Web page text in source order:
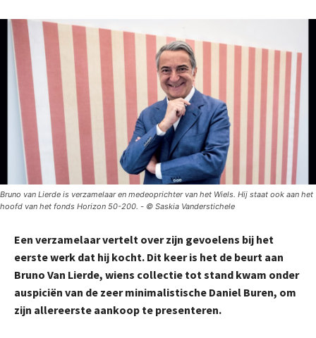
Bruno van Lierde is verzamelaar en medeoprichter van het Wiels. Hij staat ook aan het
hoofd van het fonds Horizon 50-200. - © Saskia Vanderstichele
Een verzamelaarvertelt over zijn gevoelens bij het
eerste werk dat hij kocht. Dit keer is het de beurt aan
Bruno Van Lierde, wiens collectie tot stand kwam onder
auspiciën van de zeer minimalistische Daniel Buren, om
zijn allereerste aankoop te presenteren.